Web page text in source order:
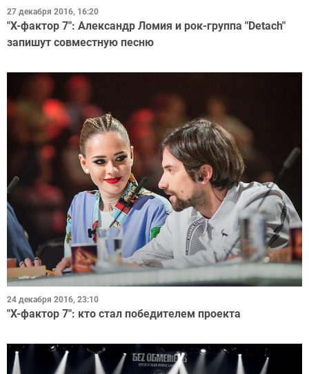
27 декабря 2016, 16:20
"Х-фактор 7": Александр Ломия и рок-группа "Detach"
запишут совместную песню
24 декабря 2016, 23:10
"Х-фактор 7": кто стал победителем проекта